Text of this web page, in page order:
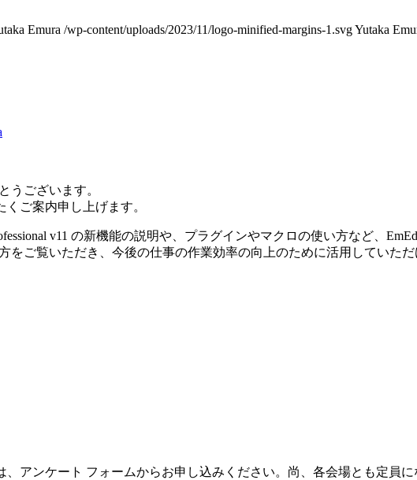
Emura /wp-content/uploads/2023/11/logo-minified-margins-1.svgYutaka
うございます。
ご案内申し上げます。
v11 の新機能の説明や、プラグインやマクロの使い方など、
をご覧いただき、今後の仕事の作業効率の向上のために活用していただ
アンケート フォームからお申し込みください。尚、各会場とも定員